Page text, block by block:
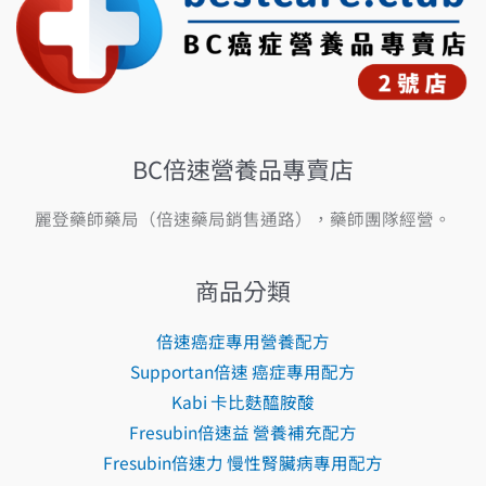
BC倍速營養品專賣店
麗登藥師藥局（倍速藥局銷售通路），藥師團隊經營。
商品分類
倍速癌症專用營養配方
Supportan倍速 癌症專用配方
Kabi 卡比麩醯胺酸
Fresubin倍速益 營養補充配方
Fresubin倍速力 慢性腎臟病專用配方